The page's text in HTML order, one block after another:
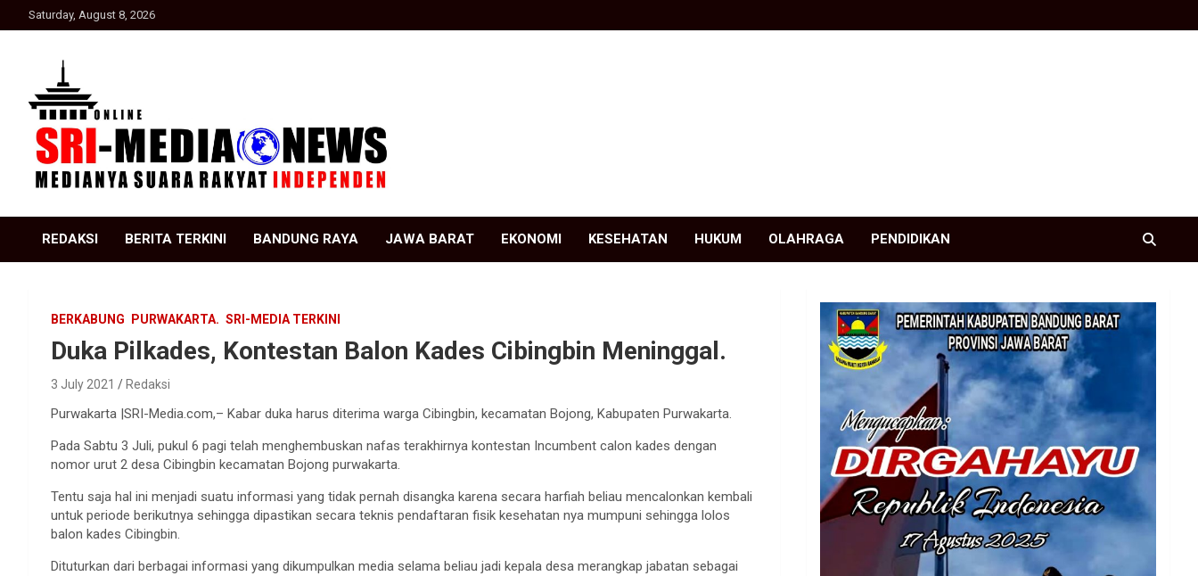
to
Saturday, August 8, 2026
SRI Media news
REDAKSI BERITA TERKINI BANDUNG RAYA JAWA BARAT EKONOMI KESEHATAN HUKUM OLAHRAGA PENDIDIKAN
BERKABUNG PURWAKARTA. SRI-MEDIA TERKINI
Duka Pilkades, Kontestan Balon Kades Cibingbin Meninggal.
3 July 2021 Redaksi
Purwakarta |SRI-Media.com,– Kabar duka harus diterima warga Cibingbin, kecamatan Bojong, Kabupaten Purwakarta.
Pada Sabtu 3 Juli, pukul 6 pagi telah menghembuskan nafas terakhirnya kontestan Incumbent calon kades dengan
nomor urut 2 desa Cibingbin kecamatan Bojong purwakarta.
Tentu saja hal ini menjadi suatu informasi yang tidak pernah disangka karena secara harfiah beliau mencalonkan kembali
untuk periode berikutnya sehingga dipastikan secara teknis pendaftaran fisik kesehatan nya mumpuni sehingga lolos
balon kades Cibingbin.
Dituturkan dari berbagai informasi yang dikumpulkan media selama beliau jadi kepala desa merangkap jabatan sebagai